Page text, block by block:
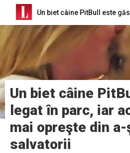
Un biet câine
legat în parc, iar
mai opreşte din
salvatorii